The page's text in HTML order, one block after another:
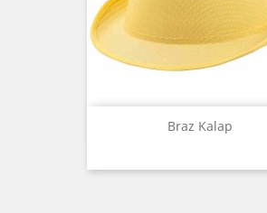
Braz Kalap
Előnézet